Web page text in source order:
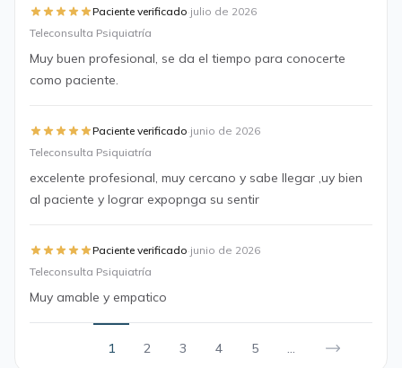
Paciente verificado·julio de 2026
Teleconsulta Psiquiatría
Muy buen profesional, se da el tiempo para conocerte
como paciente.
Paciente verificado·junio de 2026
Teleconsulta Psiquiatría
excelente profesional, muy cercano y sabe llegar ,uy bien
al paciente y lograr expopnga su sentir
Paciente verificado·junio de 2026
Teleconsulta Psiquiatría
Muy amable y empatico
1 2 3 4 5 ...